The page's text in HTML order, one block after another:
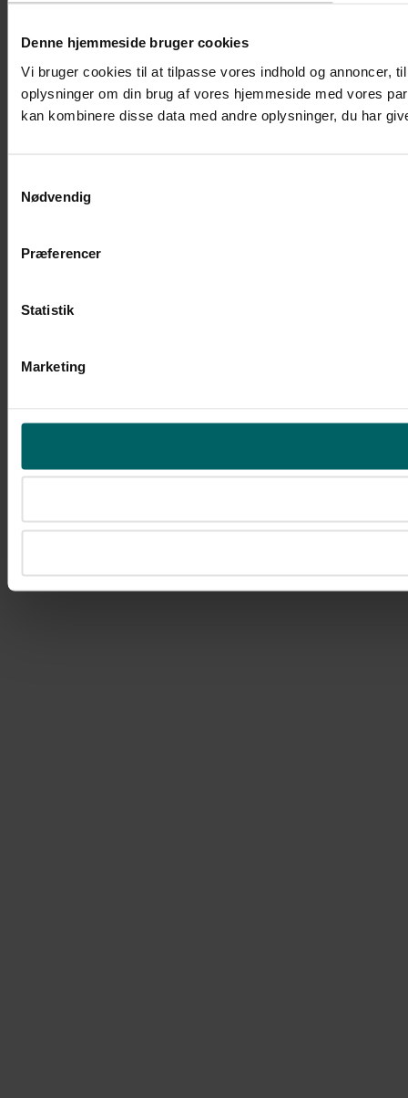
Denne hjemmeside bruger cookies
Vi bruger cookies til at tilpasse vores indhold og annoncer,
oplysninger om din brug af vores hjemmeside med vores
kan kombinere disse data med andre oplysninger, du har
Nødvendig
Præferencer
Statistik
Marketing